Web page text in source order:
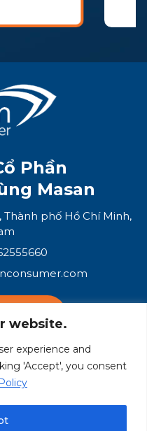
website.
experience and
'Accept', you consent
Phần
Masan
Thành phố Hồ Chí Minh,
Masan